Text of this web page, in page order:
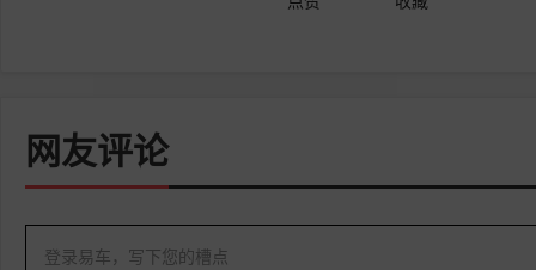
网友评论
登录易车，写下您的槽点